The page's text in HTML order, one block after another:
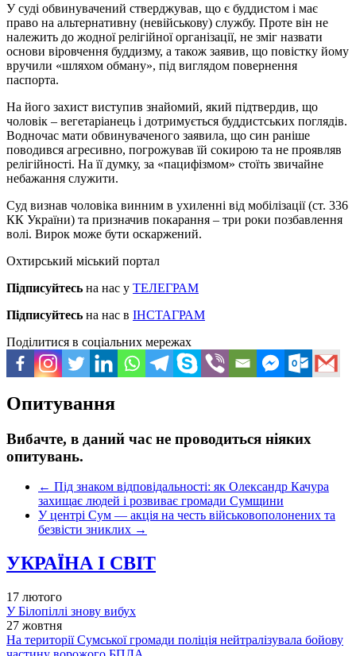
У суді обвинувачений стверджував, що є буддистом і має
право на альтернативну (невійськову) службу. Проте він не
належить до жодної релігійної організації, не зміг назвати
основи віровчення буддизму, а також заявив, що повістку йому
вручили «шляхом обману», під виглядом повернення
паспорта.
На його захист виступив знайомий, який підтвердив, що
чоловік – вегетаріанець і дотримується буддистських поглядів.
Водночас мати обвинуваченого заявила, що син раніше
поводився агресивно, погрожував їй сокирою та не проявляв
релігійності. На її думку, за «пацифізмом» стоїть звичайне
небажання служити.
Суд визнав чоловіка винним в ухиленні від мобілізації (ст. 336
КК України) та призначив покарання – три роки позбавлення
волі. Вирок може бути оскаржений.
Охтирський міський портал
Підписуйтесь на нас у ТЕЛЕГРАМ
Підписуйтесь на нас в ІНСТАГРАМ
Поділитися в соціальних мережах
Опитування
Вибачте, в даний час не проводиться ніяких
опитувань.
← Під знаком відповідальності: як Олександр Качура
захищає людей і розвиває громади Сумщини
У центрі Сум — акція на честь військовополонених та
безвісти зниклих →
УКРАЇНА І СВІТ
17 лютого
У Білопіллі знову вибух
27 жовтня
На території Сумської громади поліція нейтралізувала бойову